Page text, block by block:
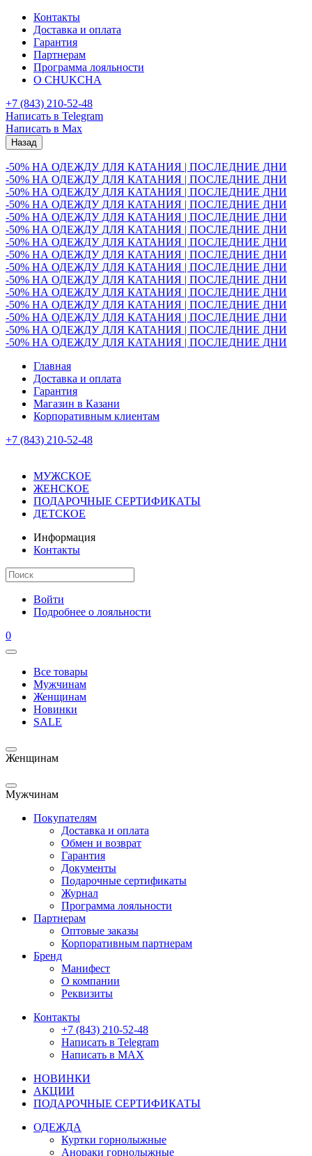
Контакты
Доставка и оплата
Гарантия
Партнерам
Программа лояльности
О CHUKCHA
+7 (843) 210-52-48
Написать в Telegram
Написать в Max
Назад
-50% НА ОДЕЖДУ ДЛЯ КАТАНИЯ | ПОСЛЕДНИЕ ДНИ
-50% НА ОДЕЖДУ ДЛЯ КАТАНИЯ | ПОСЛЕДНИЕ ДНИ
-50% НА ОДЕЖДУ ДЛЯ КАТАНИЯ | ПОСЛЕДНИЕ ДНИ
-50% НА ОДЕЖДУ ДЛЯ КАТАНИЯ | ПОСЛЕДНИЕ ДНИ
-50% НА ОДЕЖДУ ДЛЯ КАТАНИЯ | ПОСЛЕДНИЕ ДНИ
-50% НА ОДЕЖДУ ДЛЯ КАТАНИЯ | ПОСЛЕДНИЕ ДНИ
-50% НА ОДЕЖДУ ДЛЯ КАТАНИЯ | ПОСЛЕДНИЕ ДНИ
-50% НА ОДЕЖДУ ДЛЯ КАТАНИЯ | ПОСЛЕДНИЕ ДНИ
-50% НА ОДЕЖДУ ДЛЯ КАТАНИЯ | ПОСЛЕДНИЕ ДНИ
-50% НА ОДЕЖДУ ДЛЯ КАТАНИЯ | ПОСЛЕДНИЕ ДНИ
-50% НА ОДЕЖДУ ДЛЯ КАТАНИЯ | ПОСЛЕДНИЕ ДНИ
-50% НА ОДЕЖДУ ДЛЯ КАТАНИЯ | ПОСЛЕДНИЕ ДНИ
-50% НА ОДЕЖДУ ДЛЯ КАТАНИЯ | ПОСЛЕДНИЕ ДНИ
-50% НА ОДЕЖДУ ДЛЯ КАТАНИЯ | ПОСЛЕДНИЕ ДНИ
-50% НА ОДЕЖДУ ДЛЯ КАТАНИЯ | ПОСЛЕДНИЕ ДНИ
Главная
Доставка и оплата
Гарантия
Магазин в Казани
Корпоративным клиентам
+7 (843) 210-52-48
МУЖСКОЕ
ЖЕНСКОЕ
ПОДАРОЧНЫЕ СЕРТИФИКАТЫ
ДЕТСКОЕ
Информация
Контакты
Войти
Подробнее о лояльности
0
Все товары
Мужчинам
Женщинам
Новинки
SALE
Женщинам
Мужчинам
Покупателям
Доставка и оплата
Обмен и возврат
Гарантия
Документы
Подарочные сертификаты
Журнал
Программа лояльности
Партнерам
Оптовые заказы
Корпоративным партнерам
Бренд
Манифест
О компании
Реквизиты
Контакты
+7 (843) 210-52-48
Написать в Telegram
Написать в MAX
НОВИНКИ
АКЦИИ
ПОДАРОЧНЫЕ СЕРТИФИКАТЫ
ОДЕЖДА
Куртки горнолыжные
Анораки горнолыжные